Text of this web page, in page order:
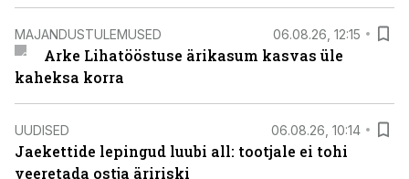
MAJANDUSTULEMUSED 06.08.26, 12:15
Arke Lihatööstuse ärikasum kasvas üle
kaheksa korra
UUDISED 06.08.26, 10:14
Jaekettide lepingud luubi all: tootjale ei tohi
veeretada ostja äririski